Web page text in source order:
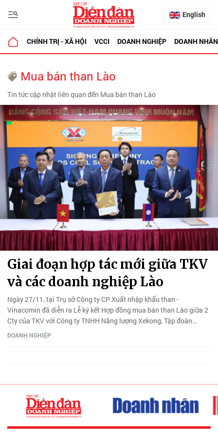
English
CHÍNH TRỊ - XÃ HỘI VCCI DOANH NGHIỆP DOANH NHÂN
Mua bán than Lào
Tin tức cập nhật liên quan đến Mua bán than Lào
Giai đoạn hợp tác mới giữa TKV
và các doanh nghiệp Lào
Ngày 27/11, tại Trụ sở Công ty CP Xuất nhập khẩu than -
Vinacomin đã diễn ra Lễ ký kết Hợp đồng mua bán than Lào giữa 2
Cty của TKV với Công ty TNHH Năng lượng Xekong, Tập đoàn
Phonesack - Lào.
DOANH NGHIỆP